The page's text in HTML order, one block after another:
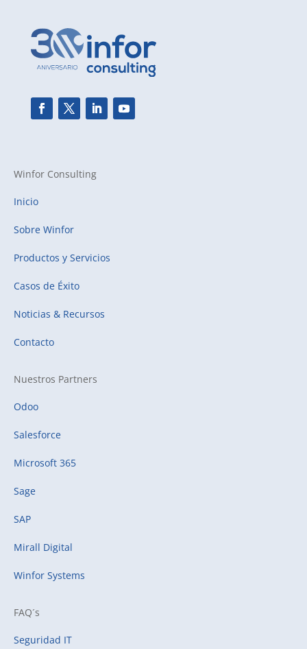
Winfor Consulting
Inicio
Sobre Winfor
Productos y Servicios
Casos de Éxito
Noticias & Recursos
Contacto
Nuestros Partners
Odoo
Salesforce
Microsoft 365
Sage
SAP
Mirall Digital
Winfor Systems
FAQ´s
Seguridad IT